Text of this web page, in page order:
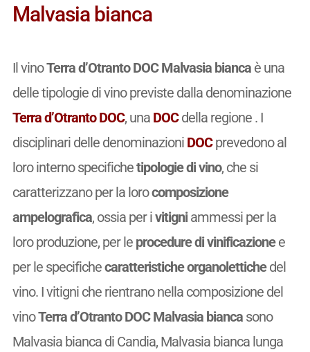
Malvasia bianca
Il vinoTerra d’Otranto DOC Malvasia biancaè una
delle tipologie di vino previste dalla denominazione
Terra d’Otranto DOC, una DOCdella regione . I
disciplinari delle denominazioni DOCprevedono al
loro interno specifichetipologie di vino, che si
caratterizzano per la lorocomposizione
ampelografica, ossia per ivitigniammessi per la
loro produzione, per le procedure di vinificazionee
per le specifichecaratteristiche organolettichedel
vino. I vitigni che rientrano nella composizione del
vinoTerra d’Otranto DOC Malvasia biancasono
Malvasia bianca di Candia, Malvasia bianca lunga